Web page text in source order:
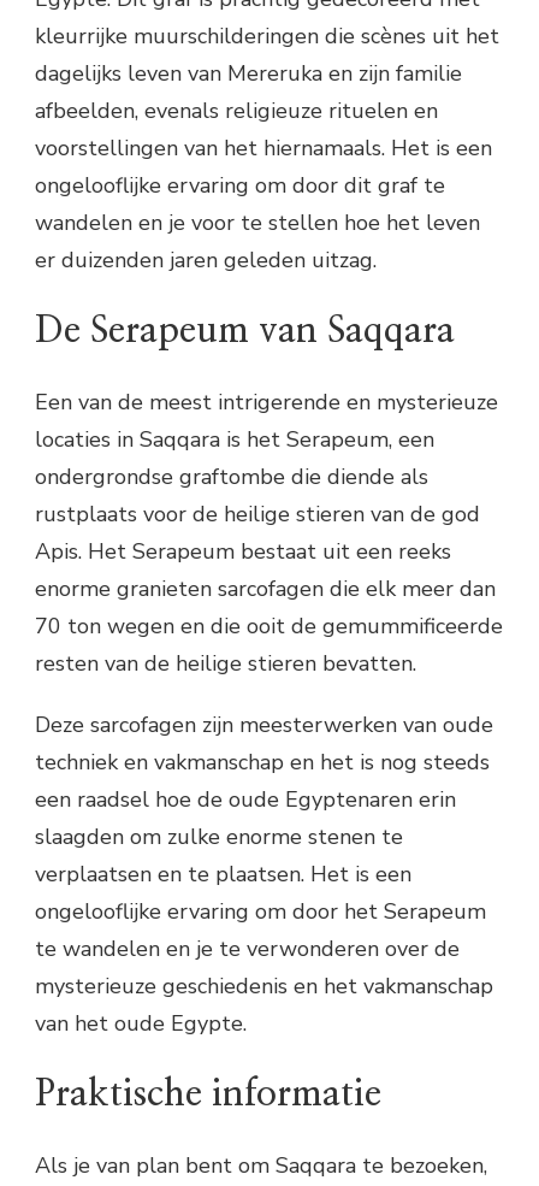
kleurrijke muurschilderingen die scènes uit het
dagelijks leven van Mereruka en zijn familie
afbeelden, evenals religieuze rituelen en
voorstellingen van het hiernamaals. Het is een
ongelooflijke ervaring om door dit graf te
wandelen en je voor te stellen hoe het leven
er duizenden jaren geleden uitzag.
De Serapeum van Saqqara
Een van de meest intrigerende en mysterieuze
locaties in Saqqara is het Serapeum, een
ondergrondse graftombe die diende als
rustplaats voor de heilige stieren van de god
Apis. Het Serapeum bestaat uit een reeks
enorme granieten sarcofagen die elk meer dan
70 ton wegen en die ooit de gemummificeerde
resten van de heilige stieren bevatten.
Deze sarcofagen zijn meesterwerken van oude
techniek en vakmanschap en het is nog steeds
een raadsel hoe de oude Egyptenaren erin
slaagden om zulke enorme stenen te
verplaatsen en te plaatsen. Het is een
ongelooflijke ervaring om door het Serapeum
te wandelen en je te verwonderen over de
mysterieuze geschiedenis en het vakmanschap
van het oude Egypte.
Praktische informatie
Als je van plan bent om Saqqara te bezoeken,